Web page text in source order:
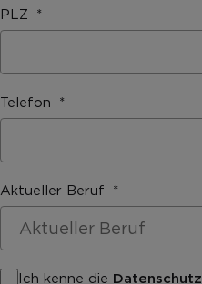
PLZ
Telefon
Aktueller Beruf
Ich kenne die Datenschutz